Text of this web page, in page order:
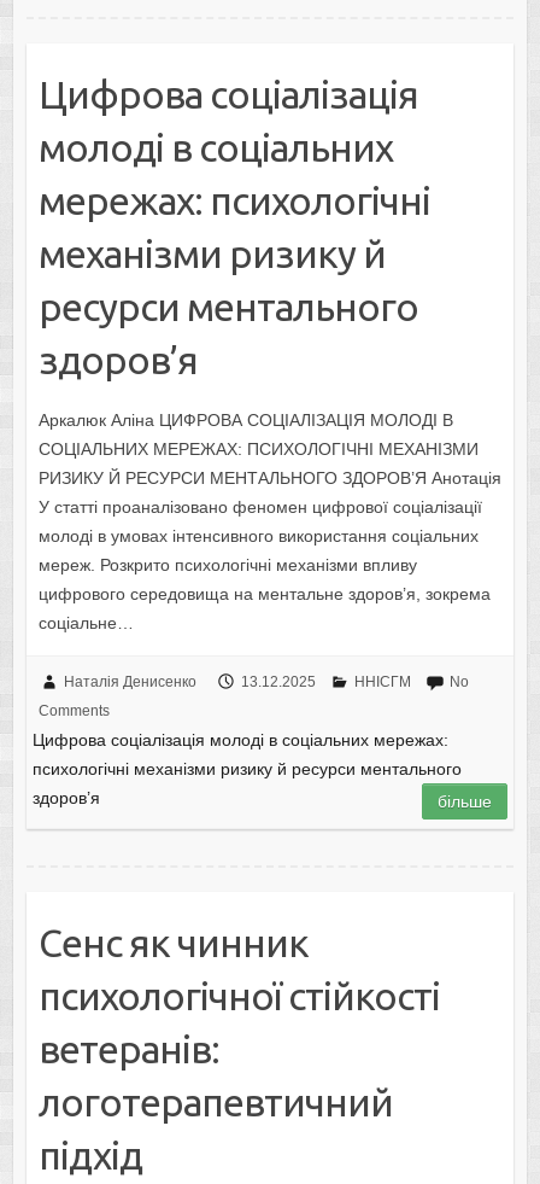
Цифрова соціалізація
молоді в соціальних
мережах: психологічні
механізми ризику й
ресурси ментального
здоров’я
Аркалюк Аліна ЦИФРОВА СОЦІАЛІЗАЦІЯ МОЛОДІ В
СОЦІАЛЬНИХ МЕРЕЖАХ: ПСИХОЛОГІЧНІ МЕХАНІЗМИ
РИЗИКУ Й РЕСУРСИ МЕНТАЛЬНОГО ЗДОРОВ’Я Анотація
У статті проаналізовано феномен цифрової соціалізації
молоді в умовах інтенсивного використання соціальних
мереж. Розкрито психологічні механізми впливу
цифрового середовища на ментальне здоров’я, зокрема
соціальне…
Наталія Денисенко 13.12.2025 ННІСГМ
No
Comments
Цифрова соціалізація молоді в соціальних мережах:
психологічні механізми ризику й ресурси ментального
здоров’я
більше
Сенс як чинник
психологічної стійкості
ветеранів:
логотерапевтичний
підхід